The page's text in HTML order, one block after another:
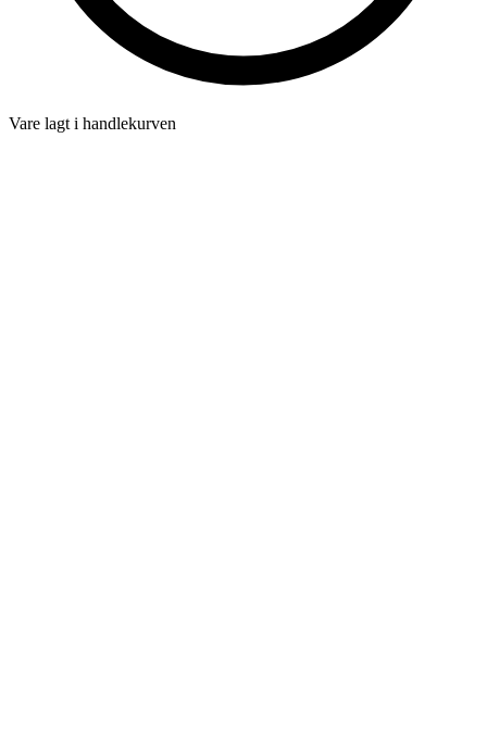
Vare lagt i handlekurven